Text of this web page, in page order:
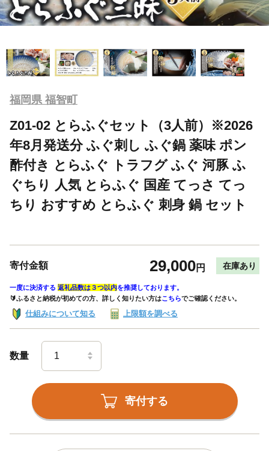
福岡県 福智町
Z01-02 とらふぐセット（3人前）※2026
年8月発送分 ふぐ刺し ふぐ鍋 薬味 ポン
酢付き とらふぐ トラフグ ふぐ 河豚 ふ
ぐちり 人気 とらふぐ 国産 てっさ てっ
ちり おすすめ とらふぐ 刺身 鍋 セット
寄付金額 29,000円 在庫あり
一度に決済する 返礼品数は３つ以内を推奨しております。
🔰ふるさと納税が初めての方、詳しく知りたい方はこちらでご確認ください。
仕組みについて知る 上限額を調べる
数量
寄付する